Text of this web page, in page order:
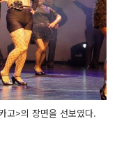
고>의 장면을 선보였다.